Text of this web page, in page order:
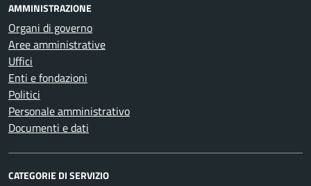
AMMINISTRAZIONE
Organi di governo
Aree amministrative
Uffici
Enti e fondazioni
Politici
Personale amministrativo
Documenti e dati
CATEGORIE DI SERVIZIO